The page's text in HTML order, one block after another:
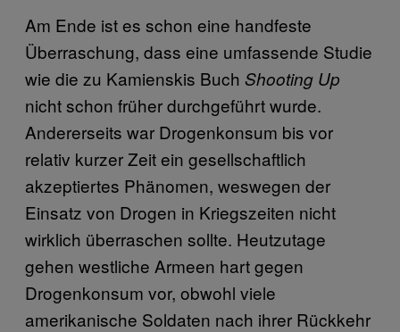
Am Ende ist es schon eine handfeste
Überraschung, dass eine umfassende Studie
wie die zu Kamienskis Buch Shooting Up
nicht schon früher durchgeführt wurde.
Andererseits war Drogenkonsum bis vor
relativ kurzer Zeit ein gesellschaftlich
akzeptiertes Phänomen, weswegen der
Einsatz von Drogen in Kriegszeiten nicht
wirklich überraschen sollte. Heutzutage
gehen westliche Armeen hart gegen
Drogenkonsum vor, obwohl viele
amerikanische Soldaten nach ihrer Rückkehr